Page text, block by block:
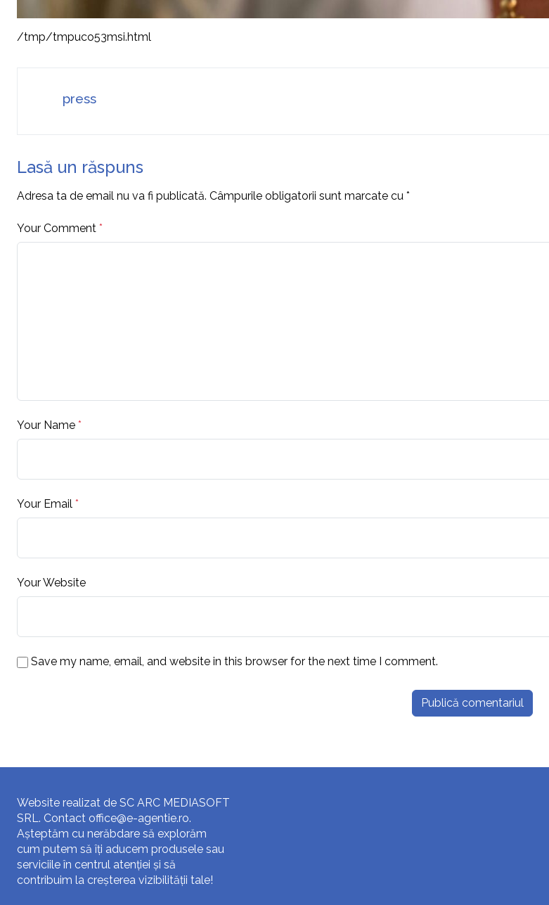
/tmp/tmpuco53msi.html
press
Lasă un răspuns
Adresa ta de email nu va fi publicată. Câmpurile obligatorii sunt marcate cu *
Your Comment *
Your Name *
Your Email *
Your Website
Save my name, email, and website in this browser for the next time I comment.
Website realizat de SC ARC MEDIASOFT
SRL. Contact office@e-agentie.ro.
Așteptăm cu nerăbdare să explorăm
cum putem să îți aducem produsele sau
serviciile în centrul atenției și să
contribuim la creșterea vizibilității tale!